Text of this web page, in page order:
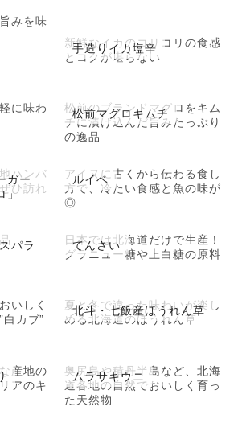
みを味
手造りイカ塩辛
新鮮なイカのコリコリの食感
とコクが堪らない
に味わ
松前マグロキムチ
松前のブランドマグロをキム
チに漬け込んだ旨みたっぷり
の逸品
ガー
」
ハンバ
ひ訪れ
ルイベ
アイヌに古くから伝わる食し
方で、冷たい食感と魚の味が
◎
パラ
てんさい
日本では北海道だけで生産！
グラニュー糖や上白糖の原料
いしく
カブ”
北斗・七飯産ほうれん草
夏と冬で違った味わいが楽し
める北海道のほうれん草
産地の
アのキ
ムラサキウニ
奥尻島や積丹半島など、北海
道各地の自然でおいしく育っ
た天然物